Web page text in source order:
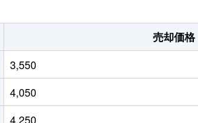
徒歩4分 120m² 95m²
徒歩8分 100m² 85m²
徒歩10分 105m² 80m²
徒歩13分 70m² 100m²
売却価格
3,550
4,050
4,250